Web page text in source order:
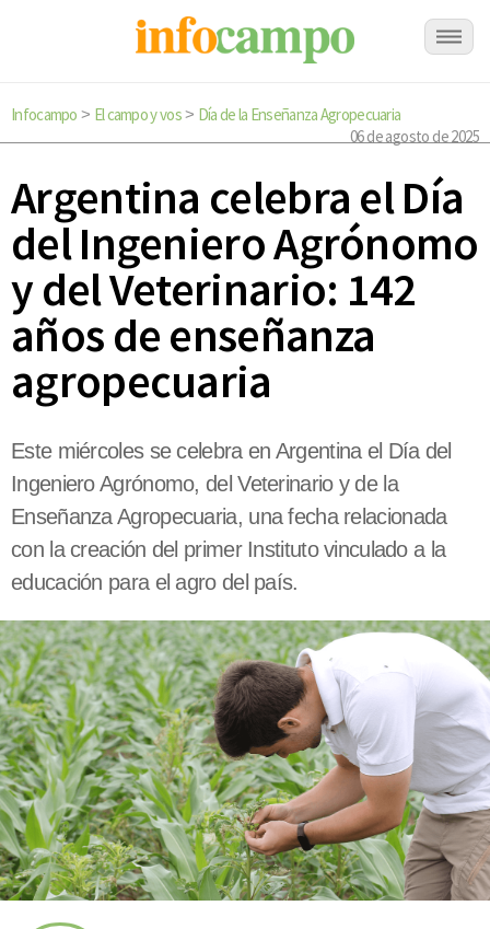
Infocampo > El campo y vos> Día de la Enseñanza Agropecuaria
06 de agosto de 2025
Argentina celebra el Día
del Ingeniero Agrónomo
y del Veterinario: 142
años de enseñanza
agropecuaria
Este miércoles se celebra en Argentina el Día del
Ingeniero Agrónomo, del Veterinario y de la
Enseñanza Agropecuaria, una fecha relacionada
con la creación del primer Instituto vinculado a la
educación para el agro del país.